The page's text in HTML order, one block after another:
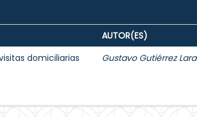
AUTOR(ES)
domiciliarias
Gustavo Gutiérrez Lara